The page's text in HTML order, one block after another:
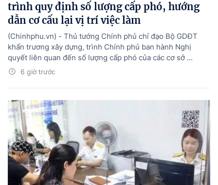
trình quy định số lượng cấp phó, hướng
dẫn cơ cấu lại vị trí việc làm
6 giờ trước
(Chinhphu.vn) - Thủ tướng Chính phủ chỉ đạo Bộ GDĐT
khẩn trương xây dựng, trình Chính phủ ban hành Nghị
quyết liên quan đến số lượng cấp phó của các cơ sở ...